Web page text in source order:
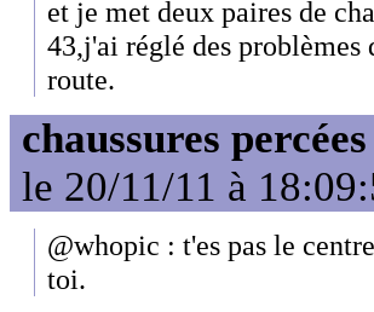
et je met deux paires de
43,j'ai réglé des problèmes
route.
chaussures
le 20/11/11 à
@whopic : t'es pas le
toi.